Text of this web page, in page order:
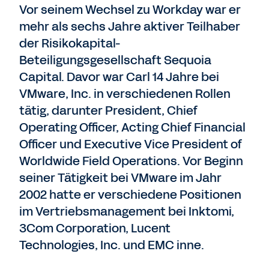
Vor seinem Wechsel zu Workday war er
mehr als sechs Jahre aktiver Teilhaber
der Risikokapital-
Beteiligungsgesellschaft Sequoia
Capital. Davor war Carl 14 Jahre bei
VMware, Inc. in verschiedenen Rollen
tätig, darunter President, Chief
Operating Officer, Acting Chief Financial
Officer und Executive Vice President of
Worldwide Field Operations. Vor Beginn
seiner Tätigkeit bei VMware im Jahr
2002 hatte er verschiedene Positionen
im Vertriebsmanagement bei Inktomi,
3Com Corporation, Lucent
Technologies, Inc. und EMC inne.